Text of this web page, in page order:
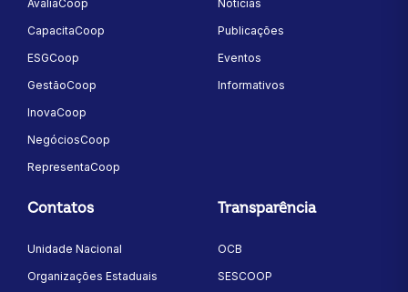
AvaliaCoop
CapacitaCoop
ESGCoop
GestãoCoop
InovaCoop
NegóciosCoop
RepresentaCoop
Notícias
Publicações
Eventos
Informativos
Contatos
Unidade Nacional
Organizações Estaduais
Transparência
OCB
SESCOOP